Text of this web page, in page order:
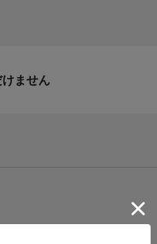
ません